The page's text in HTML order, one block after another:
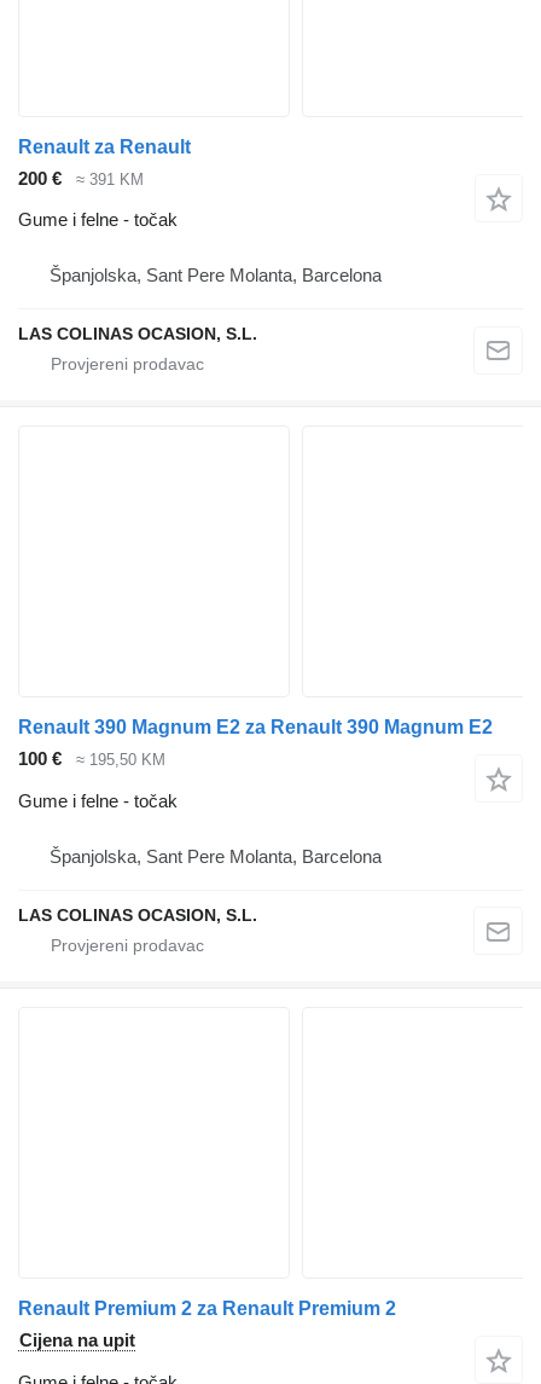
Renault za Renault
200 €
≈ 391 KM
Gume i felne - točak
Španjolska, Sant Pere Molanta, Barcelona
LAS COLINAS OCASION, S.L.
Renault 390 Magnum E2 za Renault 390 Magnum E2
100 €
≈ 195,50 KM
Gume i felne - točak
Španjolska, Sant Pere Molanta, Barcelona
LAS COLINAS OCASION, S.L.
Renault Premium 2 za Renault Premium 2
Cijena na upit